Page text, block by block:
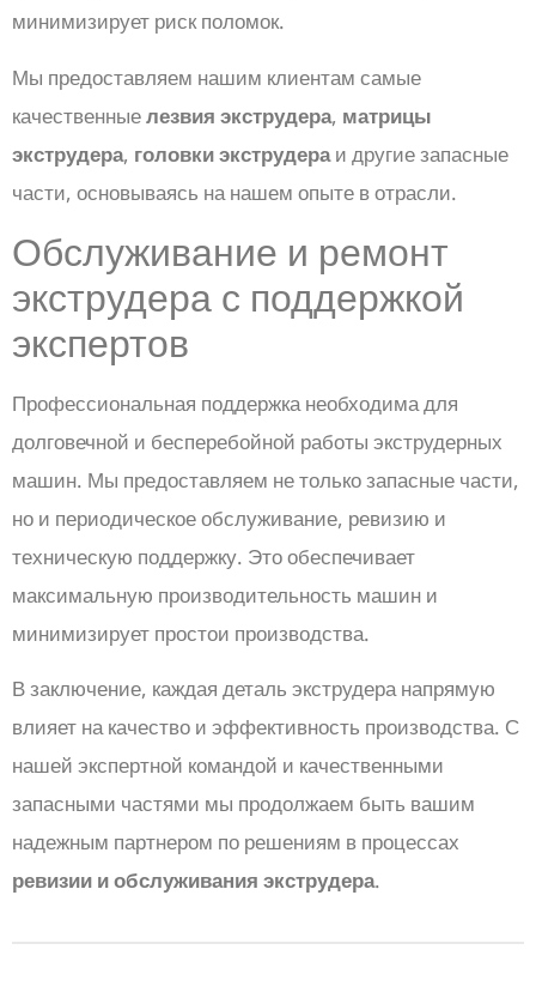
минимизирует риск поломок.
Мы предоставляем нашим клиентам самые
качественныелезвия экструдера, матрицы
экструдера, головки экструдераи другие запасные
части, основываясь на нашем опыте в отрасли.
Обслуживание и ремонт
экструдера с поддержкой
экспертов
Профессиональная поддержка необходима для
долговечной и бесперебойной работы экструдерных
машин. Мы предоставляем не только запасные части,
но и периодическое обслуживание, ревизию и
техническую поддержку. Это обеспечивает
максимальную производительность машин и
минимизирует простои производства.
В заключение, каждая деталь экструдера напрямую
влияет на качество и эффективность производства. С
нашей экспертной командой и качественными
запасными частями мы продолжаем быть вашим
надежным партнером по решениям в процессах
ревизии и обслуживания экструдера.